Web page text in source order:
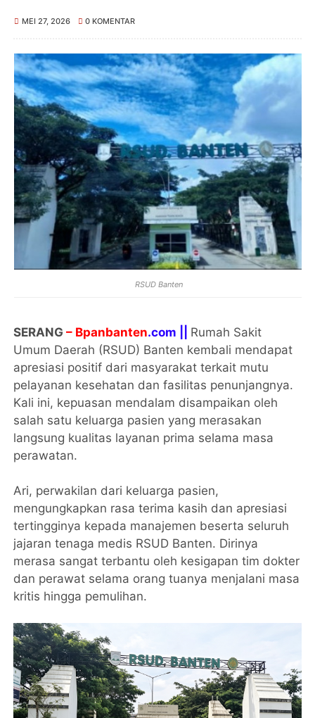
MEI 27, 2026 0 KOMENTAR
RSUD Banten
SERANG – Bpanbanten.com || Rumah Sakit
Umum Daerah (RSUD) Banten kembali mendapat
apresiasi positif dari masyarakat terkait mutu
pelayanan kesehatan dan fasilitas penunjangnya.
Kali ini, kepuasan mendalam disampaikan oleh
salah satu keluarga pasien yang merasakan
langsung kualitas layanan prima selama masa
perawatan.
Ari, perwakilan dari keluarga pasien,
mengungkapkan rasa terima kasih dan apresiasi
tertingginya kepada manajemen beserta seluruh
jajaran tenaga medis RSUD Banten. Dirinya
merasa sangat terbantu oleh kesigapan tim dokter
dan perawat selama orang tuanya menjalani masa
kritis hingga pemulihan.